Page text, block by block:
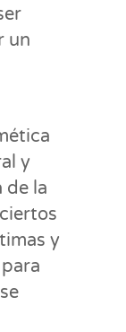
un
y
de la
y